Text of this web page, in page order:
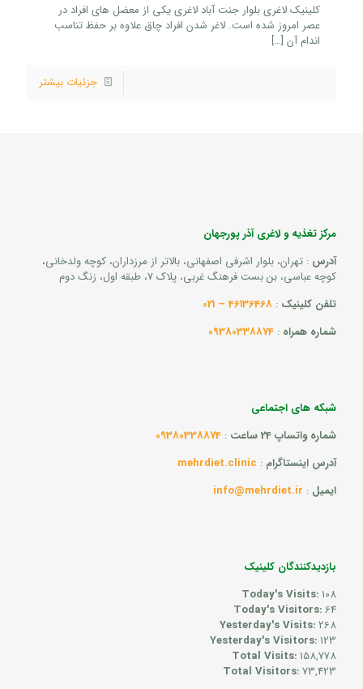
کلینیک لاغری بلوار جنت آباد لاغری یکی از معضل های افراد در
عصر امروز شده است. لاغر شدن افراد چاق علاوه بر حفظ تناسب
اندام آن […]
جزئیات بیشتر
مرکز تغذیه و لاغری آذر پورجهان
آدرس : تهران، بلوار اشرفی اصفهانی، بالاتر از مرزداران، کوچه ولدخانی،
کوچه عباسی، بن بست فرهنگ غربی، پلاک 7، طبقه اول، زنگ دوم
تلفن کلینیک :
46136468 – 021
شماره همراه :
09380338874
شبکه های اجتماعی
شماره واتساپ 24 ساعت
:
09380338874
آدرس اینستاگرام :
mehrdiet.clinic
ایمیل :
info@mehrdiet.ir
بازدیدکنندگان کلینیک
Today's Visits:108
Today's Visitors:64
Yesterday's Visits:268
Yesterday's Visitors:123
Total Visits:158,778
Total Visitors:73,423